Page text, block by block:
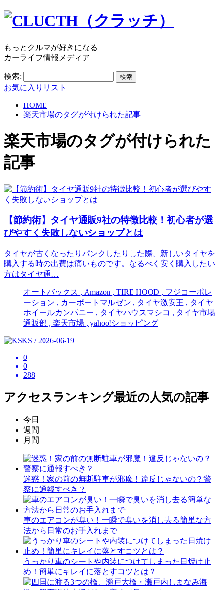
もっとクルマが好きになる
カーライフ情報メディア
検索:
お気に入りリスト
HOME
楽天市場のタグが付けられた記事
楽天市場のタグが付けられた
記事
【節約術】タイヤ通販9社の特徴比較！初心者が選
びやすく失敗しないショップとは
タイヤが古くなったりパンクしたりした際、新しいタイヤを
購入する時の出費は痛いものです。なるべく安く購入したい
方はタイヤ通…
オートバックス , Amazon , TIRE HOOD , フジコーポレ
ーション , カーポートマルゼン , タイヤ激安王 , タイヤ
ホイールカンパニー , タイヤハウスマシコ , タイヤ市場
通販部 , 楽天市場 , yahoo!ショッピング
KS / 2026-06-19
0
0
288
アクセスランキング最近の人気の記事
今日
週間
月間
迷惑！家の前の無断駐車が邪魔！違反じゃないの？警
察に通報すべき？
車のエアコンが臭い！一瞬で臭いを消し去る簡単な方
法から日常のお手入れまで
うっかり車のシートや内装につけてしまった日焼け止
め！簡単にキレイに落とすコツとは？